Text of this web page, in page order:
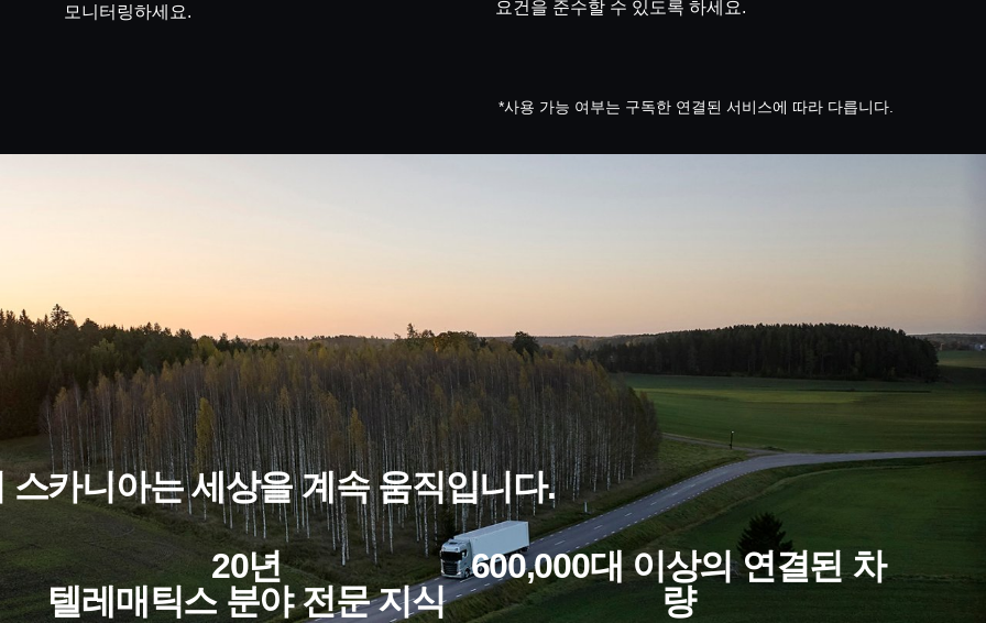
모니터링하세요.
요건을 준수할 수 있도록 하세요.
*사용 가능 여부는 구독한 연결된 서비스에 따라 다릅니다.
스카니아는 세상을 계속 움직입니다.
20년
텔레매틱스 분야 전문 지식
600,000대 이상의 연결된 차
량